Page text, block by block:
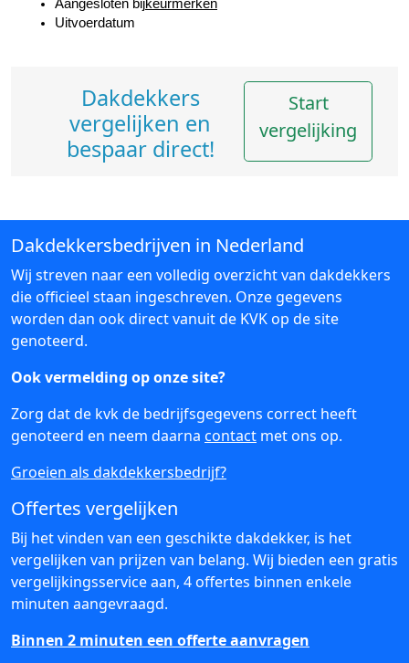
Aangesloten bijkeurmerken
Uitvoerdatum
Dakdekkers
vergelijken en
bespaar direct!
Start
vergelijking
Dakdekkersbedrijven in Nederland
Wij streven naar een volledig overzicht van dakdekkers
die officieel staan ingeschreven. Onze gegevens
worden dan ook direct vanuit de KVK op de site
genoteerd.
Ook vermelding op onze site?
Zorg dat de kvk de bedrijfsgegevens correct heeft
genoteerd en neem daarna contact met ons op.
Groeien als dakdekkersbedrijf?
Offertes vergelijken
Bij het vinden van een geschikte dakdekker, is het
vergelijken van prijzen van belang. Wij bieden een gratis
vergelijkingsservice aan, 4 offertes binnen enkele
minuten aangevraagd.
Binnen 2 minuten een offerte aanvragen